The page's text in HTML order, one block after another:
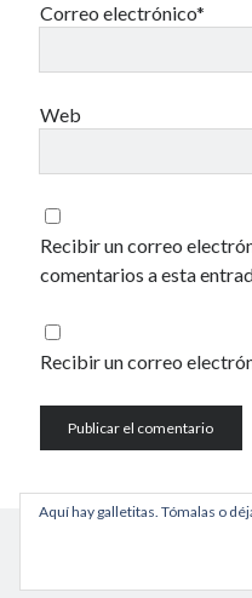
Correo electrónico*
Web
Recibir un correo
comentarios a esta
Recibir un correo
Aquí hay galletitas. Tómalas o